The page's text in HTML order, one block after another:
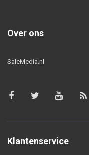
Over ons
SaleMedia.nl
Klantenservice